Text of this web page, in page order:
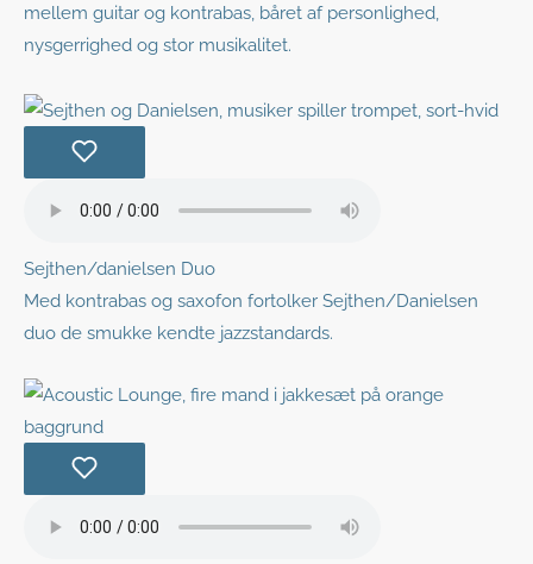
mellem guitar og kontrabas, båret af personlighed,
nysgerrighed og stor musikalitet.
Sejthen/danielsen Duo
Med kontrabas og saxofon fortolker Sejthen/Danielsen
duo de smukke kendte jazzstandards.